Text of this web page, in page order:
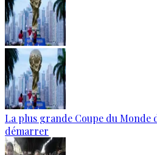
La plus grande Coupe du Monde
démarrer